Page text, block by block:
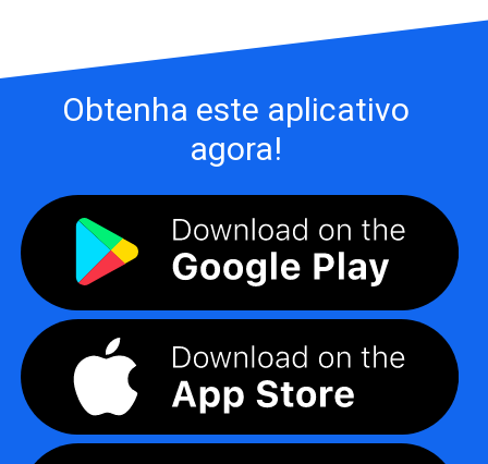
Obtenha este aplicativo
agora!